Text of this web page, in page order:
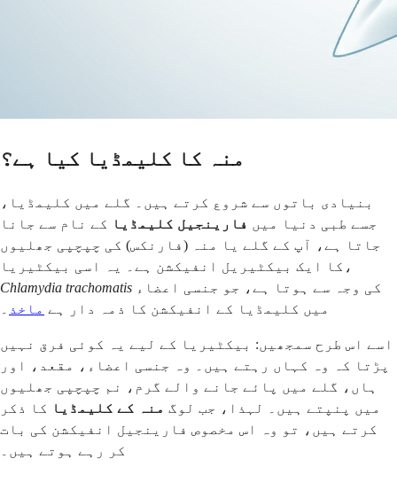
منہ کا کلیمڈیا کیا ہے؟
بنیادی باتوں سے شروع کرتے ہیں۔ گلے میں کلیمڈیا،
جسے طبی دنیا میں فارینجیل کلیمڈیا کے نام سے جانا
جاتا ہے، آپ کے گلے یا منہ (فارنکس) کی چپچپی جھلیوں
کا ایک بیکٹیریل انفیکشن ہے۔ یہ اسی بیکٹیریا،
Chlamydia trachomatis
میں کلیمڈیا کے انفیکشن کا ذمہ دار ہے ماخذ
اسے اس طرح سمجھیں: بیکٹیریا کے لیے یہ کوئی فرق نہیں
پڑتا کہ وہ کہاں رہتے ہیں۔ وہ جنسی اعضاء، مقعد، اور
ہاں، گلے میں پائے جانے والے گرم، نم چپچپی جھلیوں
میں پنپتے ہیں۔ لہذا، جب لوگ منہ کے کلیمڈیا کا ذکر
کرتے ہیں، تو وہ اس مخصوص فارینجیل انفیکشن کی بات
کر رہے ہوتے ہیں۔